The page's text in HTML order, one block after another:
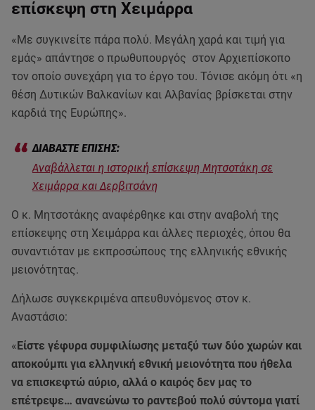
επίσκεψη στη Χειμάρρα
«Με συγκινείτε πάρα πολύ. Μεγάλη χαρά και τιμή για
εμάς» απάντησε ο πρωθυπουργός στον Αρχιεπίσκοπο
τον οποίο συνεχάρη για το έργο του. Τόνισε ακόμη ότι «η
θέση Δυτικών Βαλκανίων και Αλβανίας βρίσκεται στην
καρδιά της Ευρώπης».
Αναβάλλεται η ιστορική επίσκεψη Μητσοτάκη σε
Χειμάρρα και Δερβιτσάνη
Ο κ. Μητσοτάκης αναφέρθηκε και στην αναβολή της
επίσκεψης στη Χειμάρρα και άλλες περιοχές, όπου θα
συναντιόταν με εκπροσώπους της ελληνικής εθνικής
μειονότητας.
Δήλωσε συγκεκριμένα απευθυνόμενος στον κ.
Αναστάσιο:
«Είστε γέφυρα συμφιλίωσης μεταξύ των δύο χωρών και
αποκούμπι για ελληνική εθνική μειονότητα που ήθελα
να επισκεφτώ αύριο, αλλά ο καιρός δεν μας το
επέτρεψε… ανανεώνω το ραντεβού πολύ σύντομα γιατί